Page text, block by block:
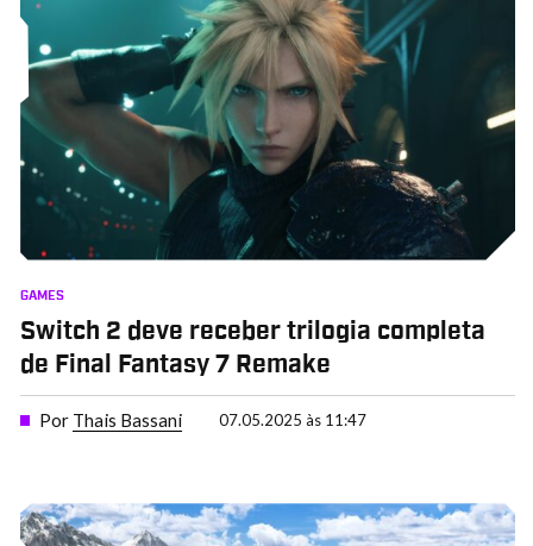
GAMES
Switch 2 deve receber trilogia completa
de Final Fantasy 7 Remake
Por Thais Bassani 07.05.2025 às 11:47